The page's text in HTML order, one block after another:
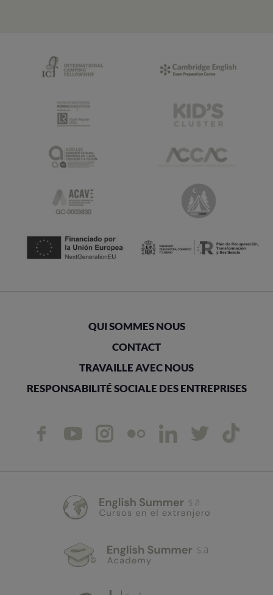
QUI SOMMES NOUS
CONTACT
TRAVAILLE AVEC NOUS
RESPONSABILITÉ SOCIALE DES ENTREPRISES